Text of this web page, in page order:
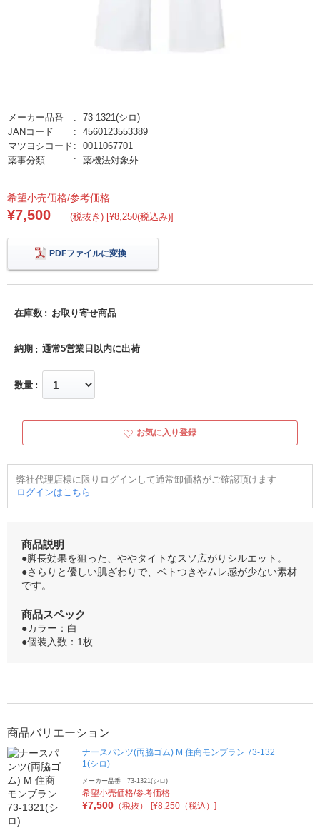
メーカー品番
73-1321(シロ)
JANコード
4560123553389
マツヨシコード
0011067701
薬事分類
薬機法対象外
希望小売価格/参考価格
¥7,500 (税抜き) [¥8,250(税込み)]
PDFファイルに変換
在庫数 お取り寄せ商品
納期 通常5営業日以内に出荷
数量
お気に入り登録
弊社代理店様に限りログインして通常卸価格がご確認頂けます
ログインはこちら
商品説明
●脚長効果を狙った、ややタイトなスソ広がりシルエット。
●さらりと優しい肌ざわりで、ベトつきやムレ感が少ない素材
です。
商品スペック
●カラー：白
●個装入数：1枚
商品バリエーション
ナースパンツ(両脇ゴム) M 住商モンブラン 73-132
1(シロ)
メーカー品番：73-1321(シロ)
希望小売価格/参考価格
¥7,500 （税抜） [¥8,250（税込）]